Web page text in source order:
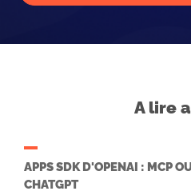
A lire
APPS SDK D'OPENAI : MCP
CHATGPT